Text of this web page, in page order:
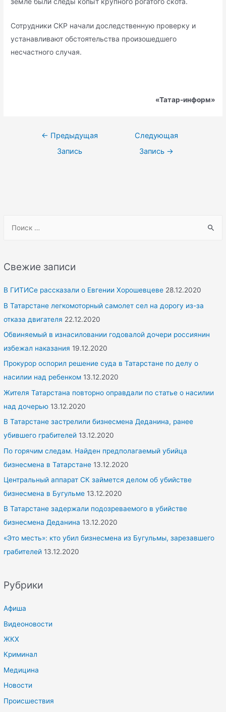
r
h
f
o
r
Свежие записи
В ГИТИСе рассказали о Евгении Хорошевцеве 28.12.2020
В Татарстане легкомоторный самолет сел на дорогу из-за
отказа двигателя 22.12.2020
Обвиняемый в изнасиловании годовалой дочери россиянин
избежал наказания 19.12.2020
Прокурор оспорил решение суда в Татарстане по делу о
насилии над ребенком 13.12.2020
Жителя Татарстана повторно оправдали по статье о насилии
над дочерью 13.12.2020
В Татарстане застрелили бизнесмена Деданина, ранее
убившего грабителей 13.12.2020
По горячим следам. Найден предполагаемый убийца
бизнесмена в Татарстане 13.12.2020
Центральный аппарат СК займется делом об убийстве
бизнесмена в Бугульме 13.12.2020
В Татарстане задержали подозреваемого в убийстве
бизнесмена Деданина 13.12.2020
«Это месть»: кто убил бизнесмена из Бугульмы, зарезавшего
грабителей 13.12.2020
Рубрики
Афиша
Видеоновости
ЖКХ
Криминал
Медицина
Новости
Происшествия
Сотрудники СКР начали доследственную проверку и
устанавливают обстоятельства произошедшего
несчастного случая.
«Татар-информ»
Навигация
← Предыдущая
Запись
Следующая
Запись →